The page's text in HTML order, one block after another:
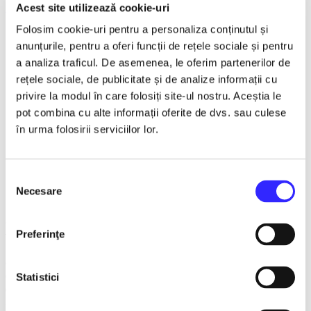
Acest site utilizează cookie-uri
Folosim cookie-uri pentru a personaliza conținutul și
anunțurile, pentru a oferi funcții de rețele sociale și pentru
a analiza traficul. De asemenea, le oferim partenerilor de
rețele sociale, de publicitate și de analize informații cu
privire la modul în care folosiți site-ul nostru. Aceștia le
pot combina cu alte informații oferite de dvs. sau culese
în urma folosirii serviciilor lor.
consimțământului
Necesare
Preferinţe
Statistici
Timisoara
Detalii eveniment
Te astept sa vii in gara mica
Spectacol Extraordinar
Mirabela Dauer & Gabriel Dorobantu
Sala Capitol Timisoara
Un spectacol de suflet, plin de emoție și nostalgie, îi aduce
pe aceeași scenă pe doi dintre cei mai îndrăgiți artiști ai
Cu o carieră impresionantă și șlagăre care au trecut testul
timpului, cei doi artiști vă invită într-o călătorie muzicală de
neuitat, în care fiecare melodie spune o poveste. Veți retrăi
de generații întregi, într-o atmosferă caldă, elegantă și plină